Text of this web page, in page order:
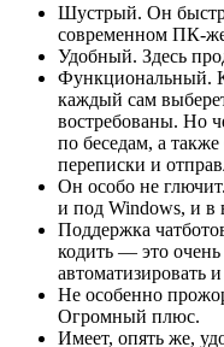
Шустрый. Он
современном ПК-
Удобный. Здесь
Функциональный.
каждый сам
востребованы. Но
по беседам, а
переписки и
Он особо не
и под Windows, и в
Поддержка
кодить — это
автоматизировать
Не особенно
Огромный плюс.
Имеет, опять же,